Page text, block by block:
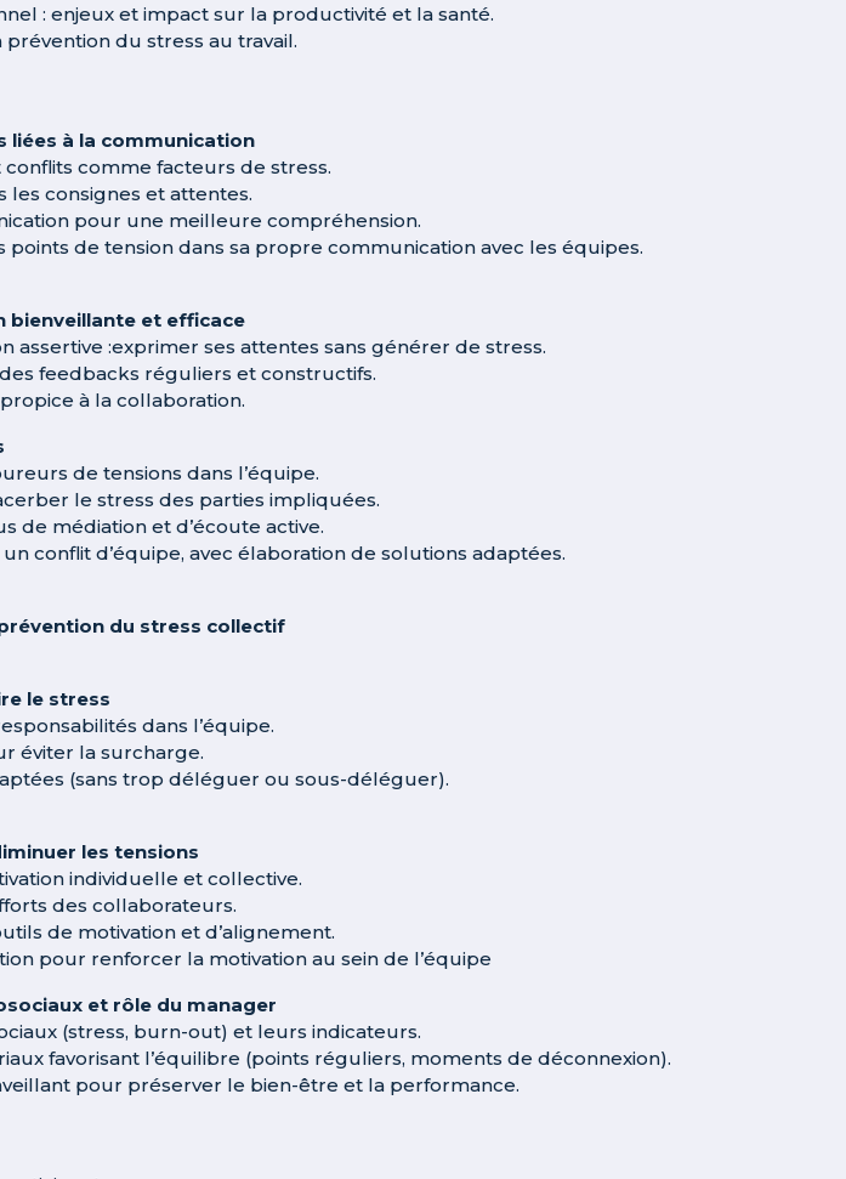
: enjeux et impact sur la productivité et la santé.
du stress au travail.
liées à la communication
comme facteurs de stress.
les consignes et attentes.
pour une meilleure compréhension.
points de tension dans sa propre communication avec les équipes.
bienveillante et efficace
assertive :exprimer ses attentes sans générer de stress.
feedbacks réguliers et constructifs.
à la collaboration.
de tensions dans l’équipe.
le stress des parties impliquées.
de médiation et d’écoute active.
conflit d’équipe, avec élaboration de solutions adaptées.
du stress collectif
le stress
dans l’équipe.
éviter la surcharge.
(sans trop déléguer ou sous-déléguer).
les tensions
individuelle et collective.
des collaborateurs.
de motivation et d’alignement.
pour renforcer la motivation au sein de l’équipe
et rôle du manager
(stress, burn-out) et leurs indicateurs.
favorisant l’équilibre (points réguliers, moments de déconnexion).
pour préserver le bien-être et la performance.